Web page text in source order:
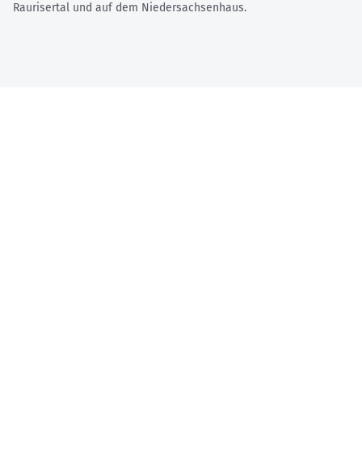
Raurisertal und auf dem Niedersachsenhaus.